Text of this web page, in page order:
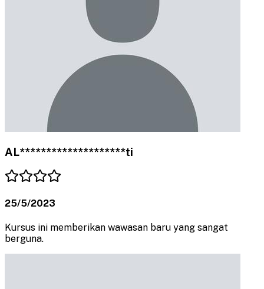
AL********************ti
25/5/2023
Kursus ini memberikan wawasan baru yang sangat
berguna.